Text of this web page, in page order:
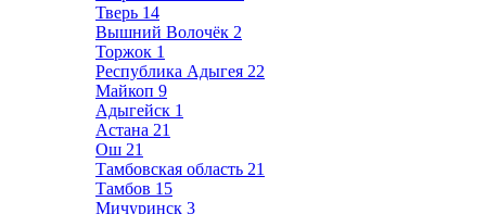
Тверь 14
Вышний Волочёк 2
Торжок 1
Республика Адыгея 22
Майкоп 9
Адыгейск 1
Астана 21
Ош 21
Тамбовская область 21
Тамбов 15
Мичуринск 3